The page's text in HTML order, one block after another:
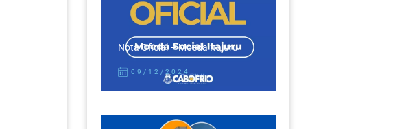
Nota Oficial – Moeda Itajuru
09/12/2024